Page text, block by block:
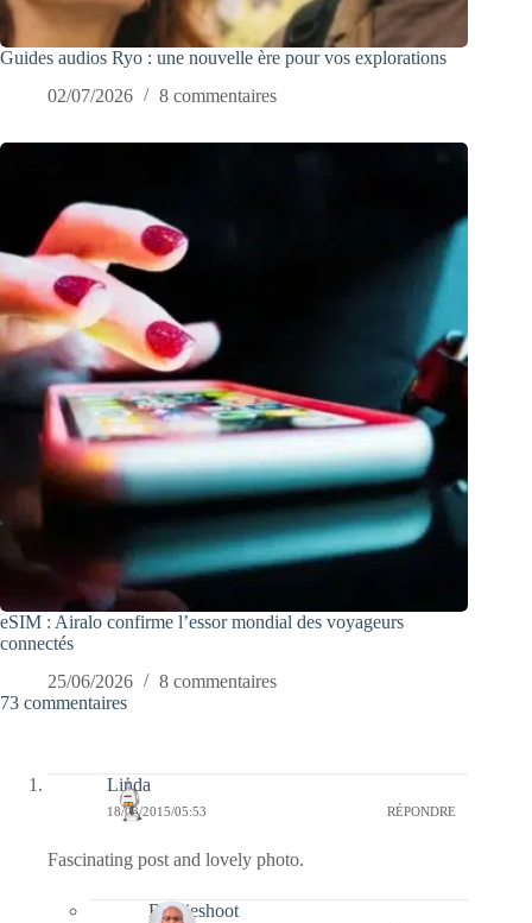
Guides audios Ryo : une nouvelle ère pour vos explorations
02/07/2026
8 commentaires
eSIM : Airalo confirme l’essor mondial des voyageurs
connectés
25/06/2026
8 commentaires
73 commentaires
Linda
18/03/2015/05:53 RÉPONDRE
Fascinating post and lovely photo.
Bernieshoot